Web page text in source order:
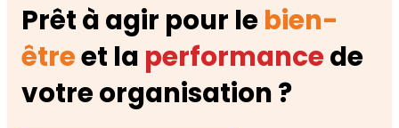
Prêt à agir pour lebien-
êtreet la performancede
votre organisation ?